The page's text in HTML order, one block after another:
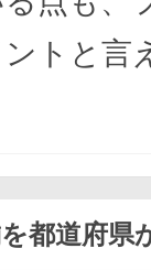
トと言
都道府県